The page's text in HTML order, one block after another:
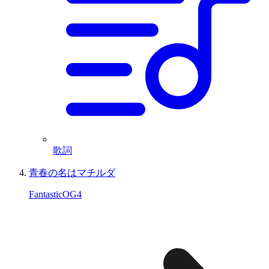
歌詞
青春の名はマチルダ
FantasticOG4